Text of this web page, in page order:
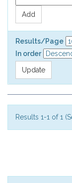
Results/Page
In order
Results 1-1 of 1